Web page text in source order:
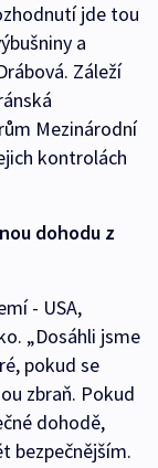
jde tou
a
Záleží
Mezinárodní
kontrolách
dohodu z
- USA,
„Dosáhli jsme
pokud se
zbraň. Pokud
dohodě,
bezpečnějším.